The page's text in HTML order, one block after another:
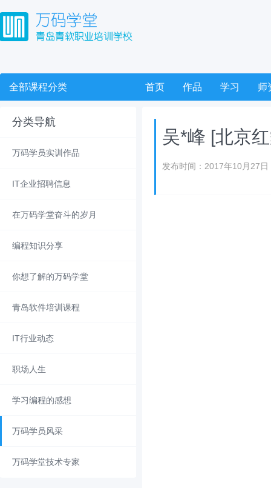
全部课程分类 首页 作品 学习 师
分类导航
万码学员实训作品
IT企业招聘信息
在万码学堂奋斗的岁月
编程知识分享
你想了解的万码学堂
青岛软件培训课程
IT行业动态
职场人生
学习编程的感想
万码学员风采
万码学堂技术专家
吴*峰 [北京
发布时间：2017年10月27日